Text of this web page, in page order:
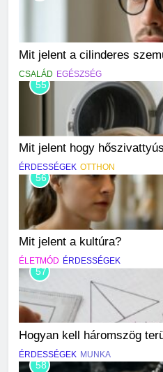
Mit jelent a cilinderes
CSALÁD EGÉSZSÉG
55
Mit jelent hogy
ÉRDESSÉGEK OTTHON
56
Mit jelent a kultúra?
ÉLETMÓD ÉRDESSÉGEK
57
Hogyan kell háromszög
ÉRDESSÉGEK MUNKA
58